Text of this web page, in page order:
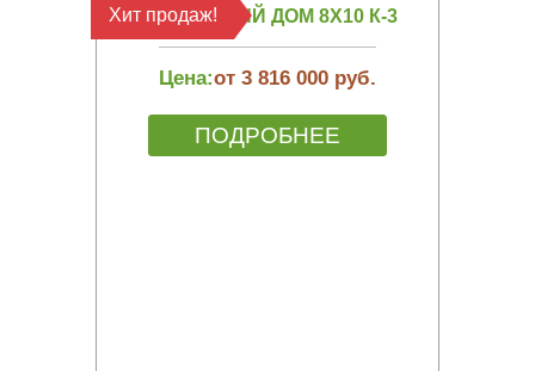
КАРКАСНЫЙ ДОМ 8Х10 К-3
Цена:от 3 816 000 руб.
ПОДРОБНЕЕ
Хит продаж!